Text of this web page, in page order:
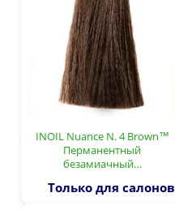
INOIL Nuance N. 4 Brown™
Перманентный
безамиачный…
Только для салонов